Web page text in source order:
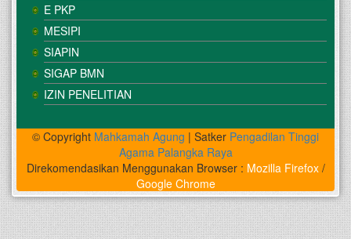
E PKP
MESIPI
SIAPIN
SIGAP BMN
IZIN PENELITIAN
© Copyright Mahkamah Agung | Satker Pengadilan Tinggi
Agama Palangka Raya
Direkomendasikan Menggunakan Browser : Mozilla Firefox/
Google Chrome